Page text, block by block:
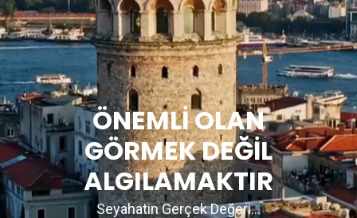
ÖNEMLİ OLAN
GÖRMEK DEĞİL
ALGILAMAKTIR
Seyahatin Gerçek Değeri...